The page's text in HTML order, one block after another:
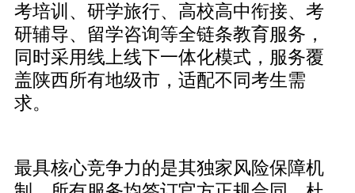
考培训、研学旅行、高校高中衔接、考
研辅导、留学咨询等全链条教育服务，
同时采用线上线下一体化模式，服务覆
盖陕西所有地级市，适配不同考生需
求。
最具核心竞争力的是其独家风险保障机